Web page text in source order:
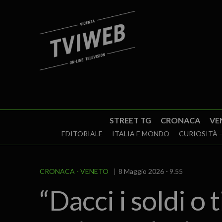
STREET TG CRONACA
EDITORIALE ITALIA E MONDO CURIOSITÀ
CRONACA VENETO 8 Maggio 2026 - 9.55
“Dacci i soldi o